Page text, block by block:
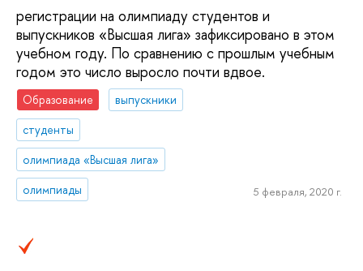
регистрации на олимпиаду студентов и
выпускников «Высшая лига» зафиксировано в этом
учебном году. По сравнению с прошлым учебным
годом это число выросло почти вдвое.
Образование
выпускники
студенты
олимпиада «Высшая лига»
олимпиады
5 февраля, 2020 г.